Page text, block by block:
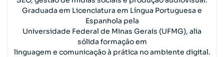
Graduada em Licenciatura em Língua Portuguesa e
Espanhola pela
Universidade Federal de Minas Gerais (UFMG), alia
sólida formação em
linguagem e comunicação à prática no ambiente digital.